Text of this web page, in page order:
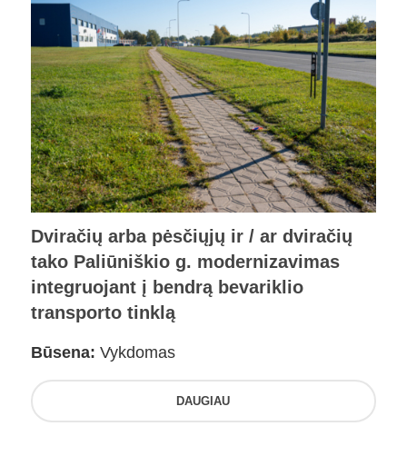
Dviračių arba pėsčiųjų ir / ar dviračių
tako Paliūniškio g. modernizavimas
integruojant į bendrą bevariklio
transporto tinklą
Būsena: Vykdomas
DAUGIAU